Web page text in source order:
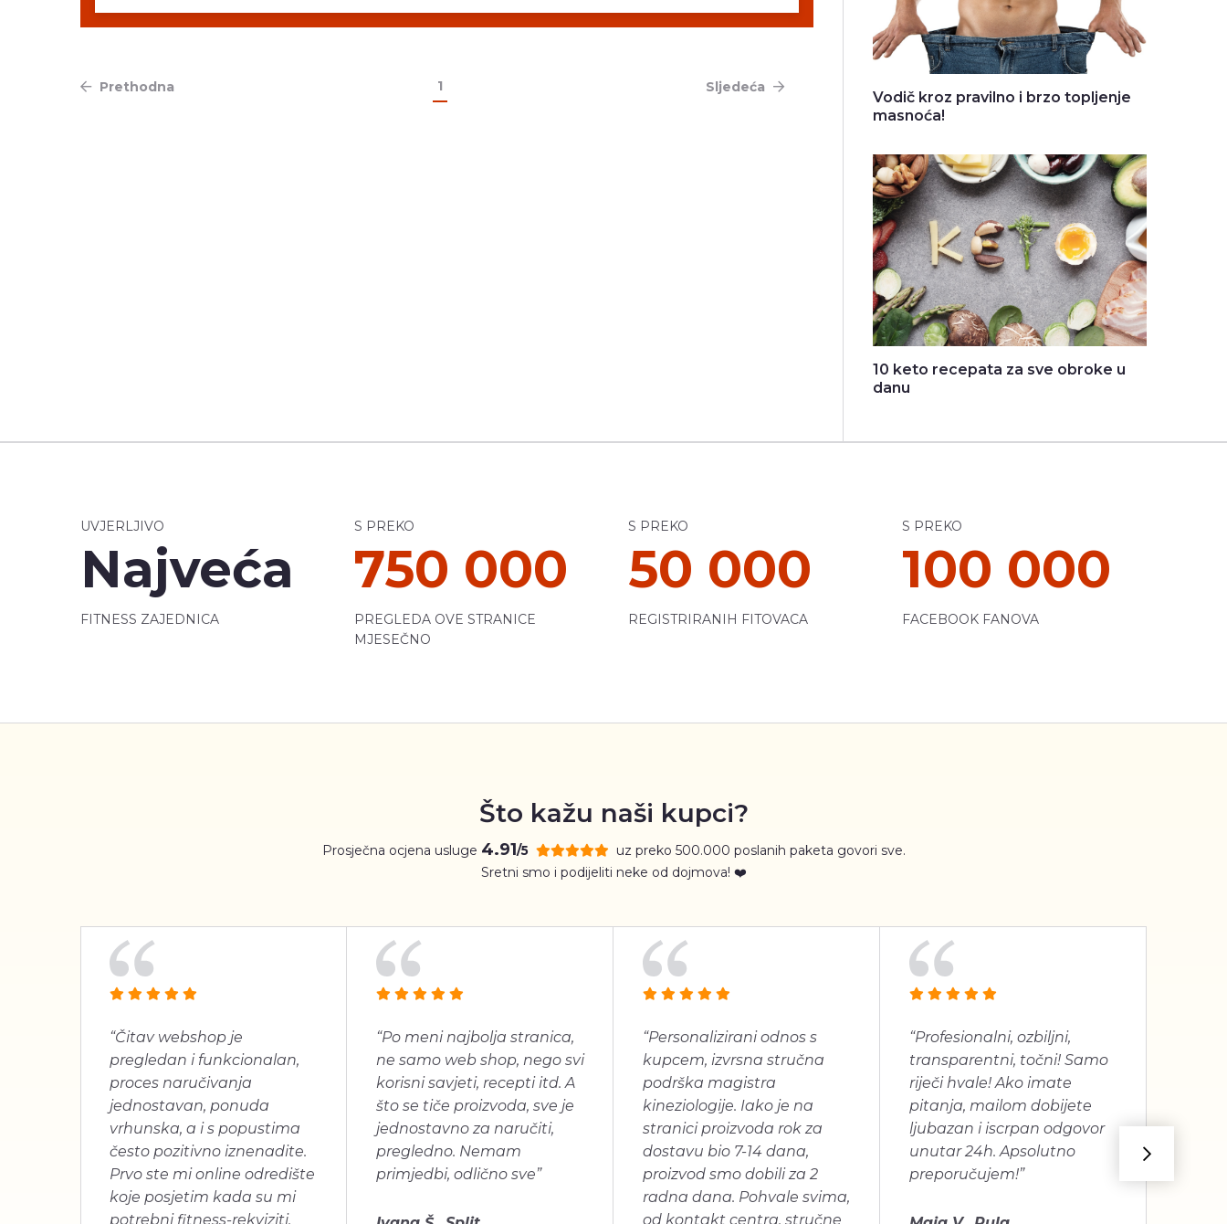
Prethodna 1 Sljedeća
Vodič kroz pravilno i brzo topljenje
masnoća!
10 keto recepata za sve obroke u
danu
UVJERLJIVO
Najveća
FITNESS ZAJEDNICA
S PREKO
750 000
PREGLEDA OVE STRANICE
MJESEČNO
S PREKO
50 000
REGISTRIRANIH FITOVACA
S PREKO
100 000
FACEBOOK FANOVA
Što kažu naši kupci?
Prosječna ocjena usluge 4.91/5
uz preko 500.000 poslanih paketa govori sve.
Sretni smo i podijeliti neke od dojmova! ❤️
“Čitav webshop je
pregledan i funkcionalan,
proces naručivanja
jednostavan, ponuda
vrhunska, a i s popustima
često pozitivno iznenadite.
Prvo ste mi online odredište
koje posjetim kada su mi
potrebni fitness-rekviziti.
“Po meni najbolja stranica,
ne samo web shop, nego svi
korisni savjeti, recepti itd. A
što se tiče proizvoda, sve je
jednostavno za naručiti,
pregledno. Nemam
primjedbi, odlično sve”
“Personalizirani odnos s
kupcem, izvrsna stručna
podrška magistra
kineziologije. Iako je na
stranici proizvoda rok za
dostavu bio 7-14 dana,
proizvod smo dobili za 2
radna dana. Pohvale svima,
od kontakt centra, stručne
“Profesionalni, ozbiljni,
transparentni, točni! Samo
riječi hvale! Ako imate
pitanja, mailom dobijete
ljubazan i iscrpan odgovor
unutar 24h. Apsolutno
preporučujem!”